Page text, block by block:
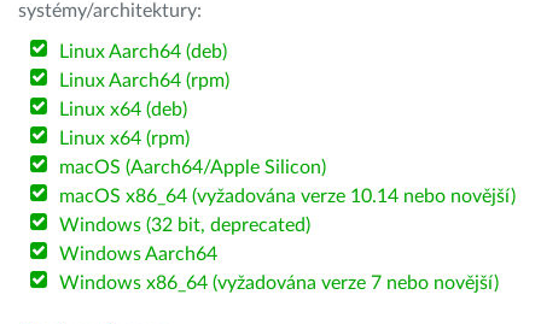
systémy/architektury:
Linux Aarch64 (deb)
Linux Aarch64 (rpm)
Linux x64 (deb)
Linux x64 (rpm)
macOS (Aarch64/Apple Silicon)
macOS x86_64 (vyžadována verze 10.14 nebo novější)
Windows (32 bit, deprecated)
Windows Aarch64
Windows x86_64 (vyžadována verze 7 nebo novější)